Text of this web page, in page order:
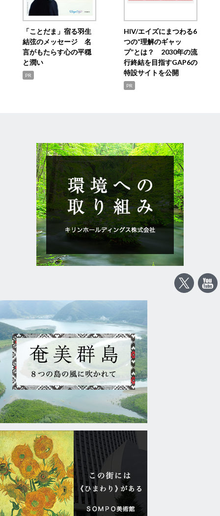
「ことだま」宿る羽生
結弦のメッセージ 名
言がもたらす心の平穏
と潤い
PR
HIV/エイズにまつわる6
つの“理解のギャッ
プ”とは？ 2030年の流
行終結を目指すGAP6の
特設サイトを公開
PR